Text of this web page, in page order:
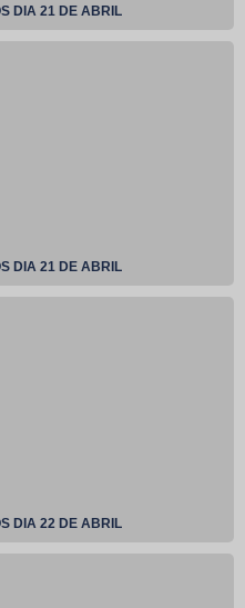
DIA 21 DE ABRIL
DIA 21 DE ABRIL
DIA 22 DE ABRIL